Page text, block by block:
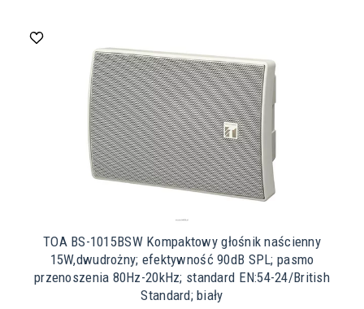
TOA BS-1015BSW Kompaktowy głośnik naścienny
15W,dwudrożny; efektywność 90dB SPL; pasmo
przenoszenia 80Hz-20kHz; standard EN:54-24/British
Standard; biały